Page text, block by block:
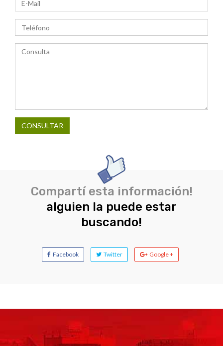
CONSULTAR
Compartí esta información!
alguien la puede estar
buscando!
Facebook Twitter Google +